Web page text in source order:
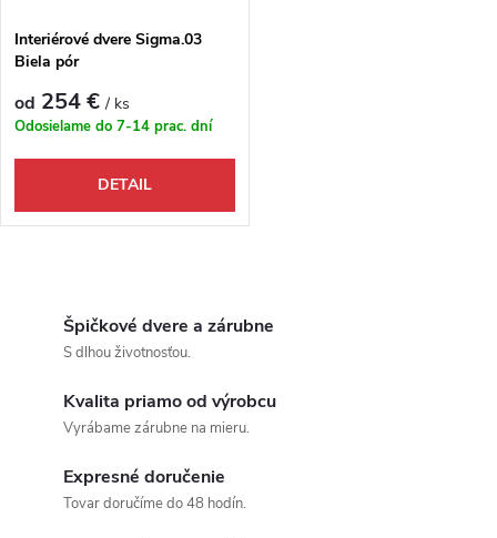
Interiérové dvere Sigma.03
Biela pór
od 254 €/ ks
Odosielame do 7-14 prac. dní
DETAIL
Špičkové dvere a zárubne
S dlhou životnosťou.
Kvalita priamo od výrobcu
Vyrábame zárubne na mieru.
Expresné doručenie
Tovar doručíme do 48 hodín.